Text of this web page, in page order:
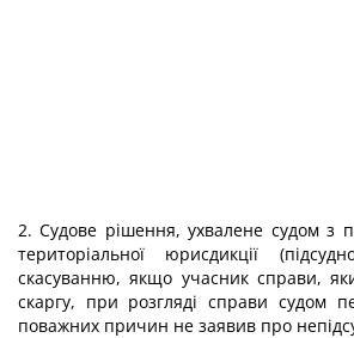
2. Судове рішення, ухвалене судом з
територіальної юрисдикції
скасуванню, якщо учасник справи,
скаргу, при розгляді справи судом
поважних причин не заявив про